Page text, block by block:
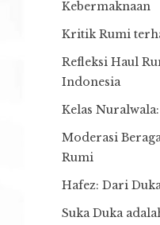
Kebermaknaan
Kritik Rumi
Refleksi Haul
Indonesia
Kelas
Moderasi
Rumi
Hafez: Dari
Suka Duka